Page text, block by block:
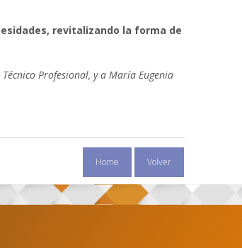
revitalizando la forma de
Profesional, y a María Eugenia
Home Volver